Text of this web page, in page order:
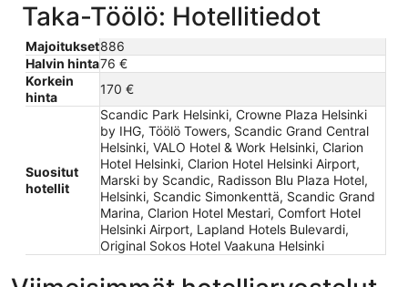
Taka-Töölö: Hotellitiedot
Majoitukset886
Halvin hinta76 €
Korkein
hinta
170 €
Suositut
hotellit
Scandic Park Helsinki, Crowne Plaza Helsinki
by IHG, Töölö Towers, Scandic Grand Central
Helsinki, VALO Hotel & Work Helsinki, Clarion
Hotel Helsinki, Clarion Hotel Helsinki Airport,
Marski by Scandic, Radisson Blu Plaza Hotel,
Helsinki, Scandic Simonkenttä, Scandic Grand
Marina, Clarion Hotel Mestari, Comfort Hotel
Helsinki Airport, Lapland Hotels Bulevardi,
Original Sokos Hotel Vaakuna Helsinki